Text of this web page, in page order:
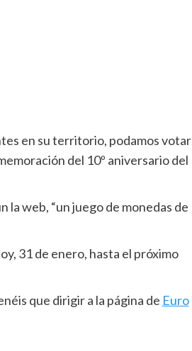
en su territorio, podamos votar
del 10º aniversario del
web, “un juego de monedas de
31 de enero, hasta el próximo
que dirigir a la página de Euro